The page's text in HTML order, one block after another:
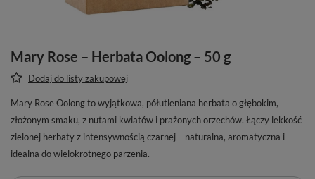
Mary Rose – Herbata Oolong – 50 g
Dodaj do listy zakupowej
Mary Rose Oolong to wyjątkowa, półutleniana herbata o głębokim,
złożonym smaku, z nutami kwiatów i prażonych orzechów. Łączy lekkość
zielonej herbaty z intensywnością czarnej – naturalna, aromatyczna i
idealna do wielokrotnego parzenia.